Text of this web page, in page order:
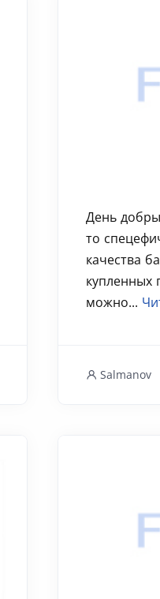
День
то
качества
купленных
можно...
Salmanov